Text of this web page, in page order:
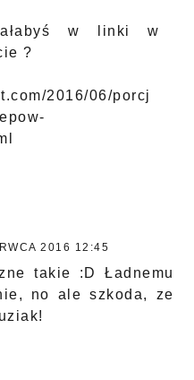
w linki w
?
2016/06/porcj
2016 12:45
takie :D Ładnemu
no ale szkoda, ze